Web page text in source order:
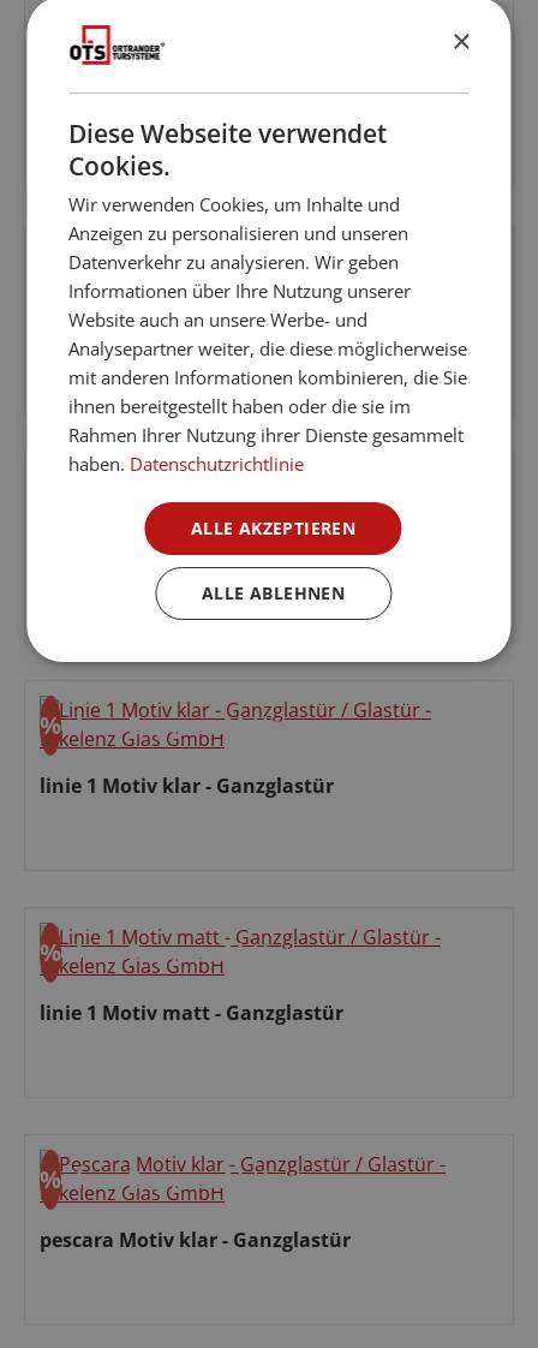
Rabatt
ohne Express
Rabatt
ohne ExpressAktion
bukarest Motiv matt - Ganzglastür
Verkaufspreis:
dias Motiv klar - Ganzglastür
Rabatt
%ohne ExpressAktion
linie 1 Motiv klar - Ganzglastür
Rabatt
%ohne ExpressAktion
linie 1 Motiv matt - Ganzglastür
Rabatt
%ohne ExpressAktion
pescara Motiv klar - Ganzglastür
×
Diese Webseite verwendet
Cookies.
Wir verwenden Cookies, um Inhalte und
Anzeigen zu personalisieren und unseren
Datenverkehr zu analysieren. Wir geben
Informationen über Ihre Nutzung unserer
Website auch an unsere Werbe- und
Analysepartner weiter, die diese möglicherweise
mit anderen Informationen kombinieren, die Sie
ihnen bereitgestellt haben oder die sie im
Rahmen Ihrer Nutzung ihrer Dienste gesammelt
haben. Datenschutzrichtlinie
ALLE AKZEPTIEREN
ALLE ABLEHNEN